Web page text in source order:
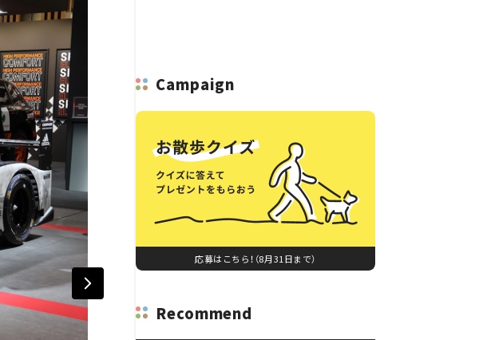
Campaign
応募はこちら！（8月31日まで）
Recommend